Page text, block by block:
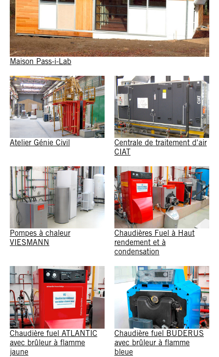
Maison Pass-i-Lab
Atelier Génie Civil
Centrale de traitement d'air
CIAT
Pompes à chaleur
VIESMANN
Chaudières Fuel à Haut
rendement et à
condensation
Chaudière fuel ATLANTIC
avec brûleur à flamme
jaune
Chaudière fuel BUDERUS
avec brûleur à flamme
bleue